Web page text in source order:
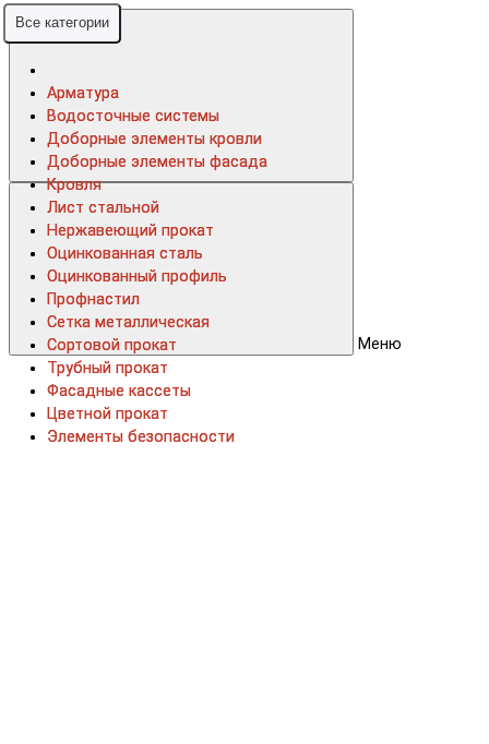
Меню
Все категории
Арматура
Водосточные системы
Доборные элементы кровли
Доборные элементы фасада
Кровля
Лист стальной
Нержавеющий прокат
Оцинкованная сталь
Оцинкованный профиль
Профнастил
Сетка металлическая
Сортовой прокат
Трубный прокат
Фасадные кассеты
Цветной прокат
Элементы безопасности
Все категории
Арматура
Водосточные системы
Доборные элементы кровли
Доборные элементы фасада
Кровля
Лист стальной
Нержавеющий прокат
Оцинкованная сталь
Оцинкованный профиль
Профнастил
Сетка металлическая
Сортовой прокат
Трубный прокат
Фасадные кассеты
Цветной прокат
Элементы безопасности